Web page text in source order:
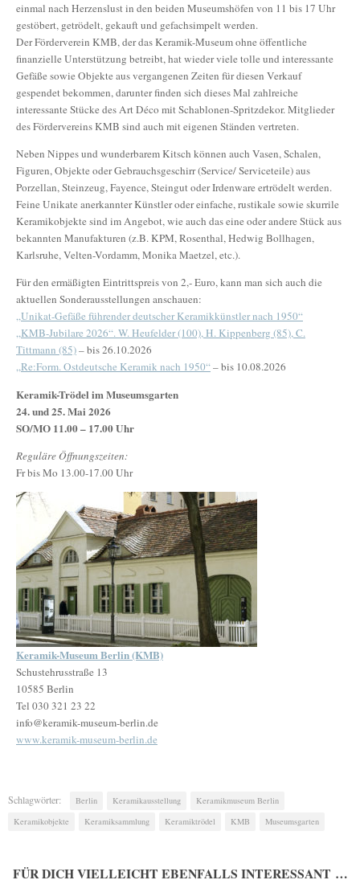
einmal nach Herzenslust in den beiden Museumshöfen von 11 bis 17 Uhr
gestöbert, getrödelt, gekauft und gefachsimpelt werden.
Der Förderverein KMB, der das Keramik-Museum ohne öffentliche
finanzielle Unterstützung betreibt, hat wieder viele tolle und interessante
Gefäße sowie Objekte aus vergangenen Zeiten für diesen Verkauf
gespendet bekommen, darunter finden sich dieses Mal zahlreiche
interessante Stücke des Art Déco mit Schablonen-Spritzdekor. Mitglieder
des Fördervereins KMB sind auch mit eigenen Ständen vertreten.
Neben Nippes und wunderbarem Kitsch können auch Vasen, Schalen,
Figuren, Objekte oder Gebrauchsgeschirr (Service/ Serviceteile) aus
Porzellan, Steinzeug, Fayence, Steingut oder Irdenware ertrödelt werden.
Feine Unikate anerkannter Künstler oder einfache, rustikale sowie skurrile
Keramikobjekte sind im Angebot, wie auch das eine oder andere Stück aus
bekannten Manufakturen (z.B. KPM, Rosenthal, Hedwig Bollhagen,
Karlsruhe, Velten-Vordamm, Monika Maetzel, etc.).
Für den ermäßigten Eintrittspreis von 2,- Euro, kann man sich auch die
aktuellen Sonderausstellungen anschauen:
„Unikat-Gefäße führender deutscher Keramikkünstler nach 1950“
„KMB-Jubilare 2026“. W. Heufelder (100), H. Kippenberg (85), C.
Tittmann (85)– bis 26.10.2026
„Re:Form. Ostdeutsche Keramik nach 1950“– bis 10.08.2026
Keramik-Trödel im Museumsgarten
24. und 25. Mai 2026
SO/MO 11.00 – 17.00 Uhr
Reguläre Öffnungszeiten:
Fr bis Mo 13.00-17.00 Uhr
Keramik-Museum Berlin (KMB)
Schustehrusstraße 13
10585 Berlin
Tel 030 321 23 22
info@keramik-museum-berlin.de
www.keramik-museum-berlin.de
Schlagwörter: Berlin Keramikausstellung
Keramikmuseum Berlin
Keramikobjekte
Keramiksammlung Keramiktrödel KMB Museumsgarten
FÜR DICH VIELLEICHT EBENFALLS INTERESSANT …